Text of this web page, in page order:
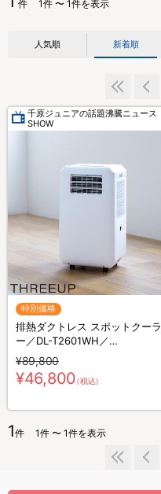
件 1件 〜 1件を表示
人気順 新着順
千原ジュニアの話題沸騰ニュース
SHOW
特別価格
排熱ダクトレス スポットクーラ
ー／DL-T2601WH／
THREEUP(スリーアップ)／取付
工事不要／除湿
¥89,800
¥46,800（税込）
1件 1件 〜 1件を表示